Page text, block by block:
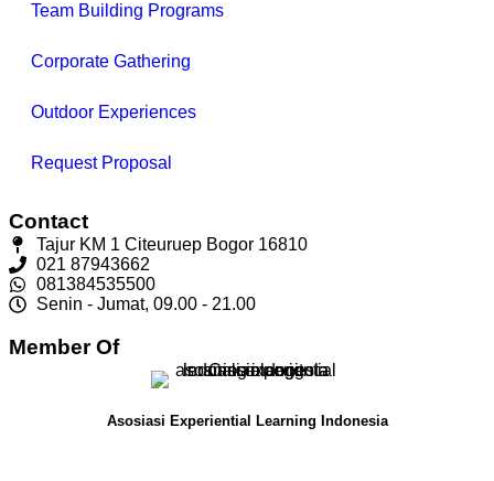
Team Building Programs
Corporate Gathering
Outdoor Experiences
Request Proposal
Contact
Tajur KM 1 Citeuruep Bogor 16810
021 87943662
081384535500
Senin - Jumat, 09.00 - 21.00
Member Of
Asosiasi Experiential Learning Indonesia